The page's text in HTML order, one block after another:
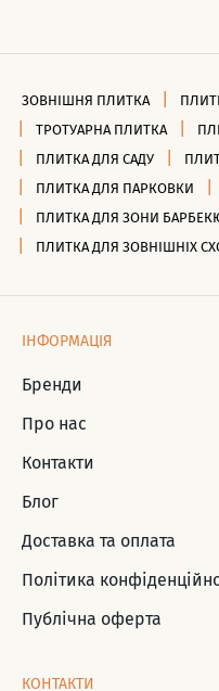
ЗОВНІШНЯ ПЛИТКА
ТРОТУАРНА ПЛИТКА
ПЛИТКА ДЛЯ САДУ
ПЛИТКА ДЛЯ ПАРКОВКИ
ПЛИТКА ДЛЯ ЗОНИ
ПЛИТКА ДЛЯ ЗОВНІШНІХ
ІНФОРМАЦІЯ
Бренди
Про нас
Контакти
Блог
Доставка та оплата
Політика
Публічна оферта
КОНТАКТИ